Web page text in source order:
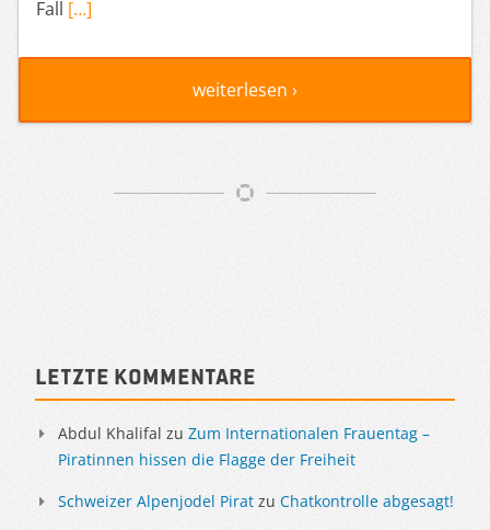
Fall […]
weiterlesen ›
Sidebar
Letzte Kommentare
Abdul Khalifal zu Zum Internationalen Frauentag –
Piratinnen hissen die Flagge der Freiheit
Schweizer Alpenjodel Pirat zu Chatkontrolle abgesagt!